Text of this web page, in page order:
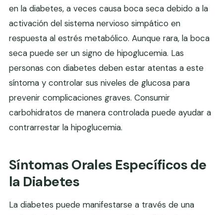
en la diabetes, a veces causa boca seca debido a la
activación del sistema nervioso simpático en
respuesta al estrés metabólico. Aunque rara, la boca
seca puede ser un signo de hipoglucemia. Las
personas con diabetes deben estar atentas a este
síntoma y controlar sus niveles de glucosa para
prevenir complicaciones graves. Consumir
carbohidratos de manera controlada puede ayudar a
contrarrestar la hipoglucemia.
Síntomas Orales Específicos de
la Diabetes
La diabetes puede manifestarse a través de una